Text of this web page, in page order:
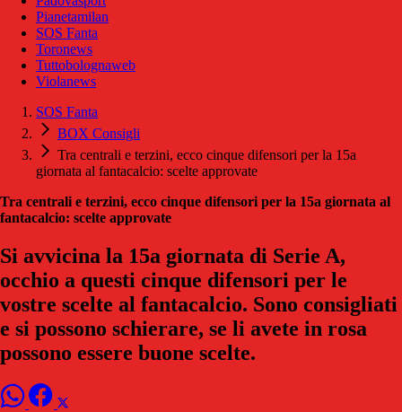
Pianetamilan
SOS Fanta
Toronews
Tuttobolognaweb
Violanews
SOS Fanta
BOX Consigli
Tra centrali e terzini, ecco cinque difensori per la 15a
giornata al fantacalcio: scelte approvate
Tra centrali e terzini, ecco cinque difensori per la 15a giornata al
fantacalcio: scelte approvate
Si avvicina la 15a giornata di Serie A,
occhio a questi cinque difensori per le
vostre scelte al fantacalcio. Sono consigliati
e si possono schierare, se li avete in rosa
possono essere buone scelte.